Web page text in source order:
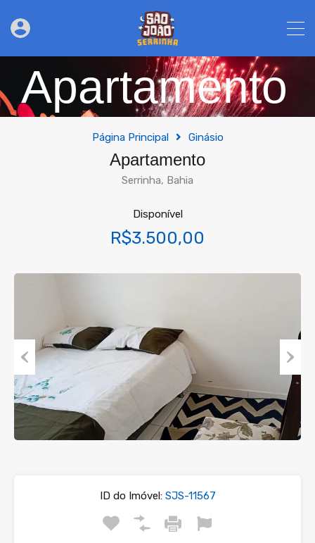
Apartamento
Página Principal Ginásio
Apartamento
Serrinha, Bahia
Disponível
R$3.500,00
Previous Next
ID do Imóvel:SJS-11567